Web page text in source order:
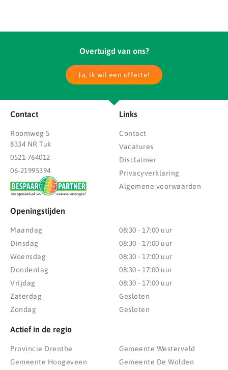
Overtuigd van ons?
Ja, ik wil een offerte!
Contact
Roomweg 5
8334 NR Tuk
0521-764012
06-21995394
Links
Contact
Vacatures
Disclaimer
Privacyverklaring
Algemene voorwaarden
Openingstijden
Maandag
Dinsdag
Woensdag
Donderdag
Vrijdag
Zaterdag
Zondag
08:30 - 17:00 uur
08:30 - 17:00 uur
08:30 - 17:00 uur
08:30 - 17:00 uur
08:30 - 17:00 uur
Gesloten
Gesloten
Actief in de regio
Provincie Drenthe
Gemeente Hoogeveen
Gemeente Westerveld
Gemeente De Wolden